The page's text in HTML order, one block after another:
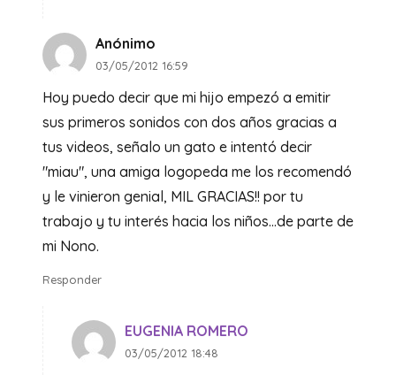
Anónimo
03/05/2012 16:59
Hoy puedo decir que mi hijo empezó a emitir
sus primeros sonidos con dos años gracias a
tus videos, señalo un gato e intentó decir
"miau", una amiga logopeda me los recomendó
y le vinieron genial, MIL GRACIAS!! por tu
trabajo y tu interés hacia los niños…de parte de
mi Nono.
Responder
EUGENIA ROMERO
03/05/2012 18:48